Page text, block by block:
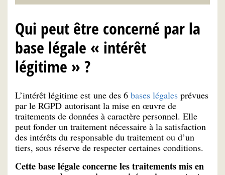
Qui peut être concerné par la
base légale « intérêt
légitime » ?
L’intérêt légitime est une des 6 bases légales prévues
par le RGPD autorisant la mise en œuvre de
traitements de données à caractère personnel. Elle
peut fonder un traitement nécessaire à la satisfaction
des intérêts du responsable du traitement ou d’un
tiers, sous réserve de respecter certaines conditions.
Cette base légale concerne les traitements mis en